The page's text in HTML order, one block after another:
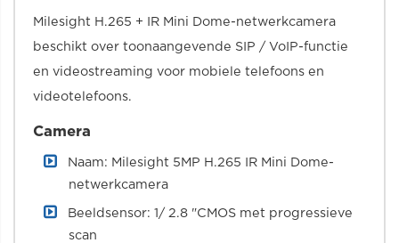
Milesight H.265 + IR Mini Dome-netwerkcamera
beschikt over toonaangevende SIP / VoIP-functie
en videostreaming voor mobiele telefoons en
videotelefoons.
Camera
Naam: Milesight 5MP H.265 IR Mini Dome-
netwerkcamera
Beeldsensor: 1/ 2.8 "CMOS met progressieve
scan